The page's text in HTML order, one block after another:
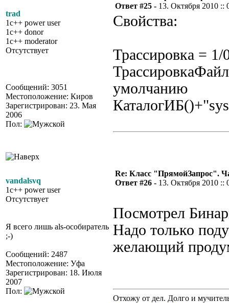
trad
1c++ power user
1c++ donor
1c++ moderator
Отсутствует
Сообщений: 3051
Местоположение: Киров
Зарегистрирован: 23. Мая
2006
Пол:
Ответ #25 - 13. Октября 2010 ::
Свойства:
Трассировка =
умолчанию
vandalsvq
1c++ power user
Отсутствует
Я всего лишь als-особиратель
;-)
Сообщений: 2487
Местоположение: Уфа
Зарегистрирован: 18. Июля
2007
Пол:
Re: Класс "ПрямойЗапрос".
Ответ #26 - 13. Октября 2010 ::
Посмотрел
Надо только
желающий
Отхожу от дел. Долго и